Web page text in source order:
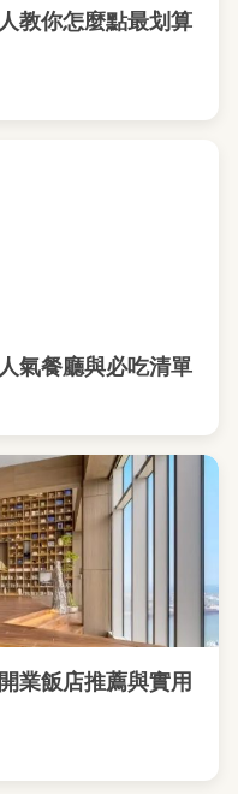
教你怎麼點最划算
氣餐廳與必吃清單
業飯店推薦與實用